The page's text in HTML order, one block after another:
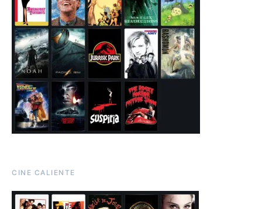
CINE CALIENTE